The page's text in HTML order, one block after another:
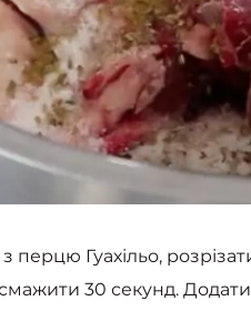
перцю Гуахільо,
30 секунд.